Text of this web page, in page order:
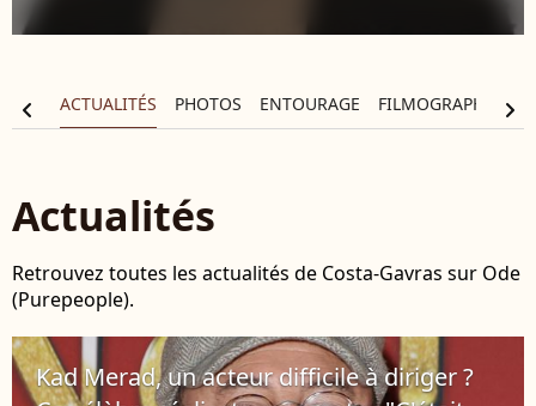
ACTUALITÉS PHOTOS ENTOURAGE FILMOGRAPHIE
chevron_left chevron_right
Actualités
Retrouvez toutes les actualités de Costa-Gavras sur Ode
(Purepeople).
Kad Merad, un acteur difficile à diriger ?